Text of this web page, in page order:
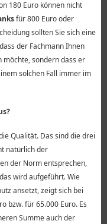
180 Euro können nicht
für 800 Euro oder
sollten Sie sich eine
der Fachmann Ihnen
sondern dass er
solchen Fall immer im
Qualität. Das sind die drei
natürlich der
der Norm entsprechen,
wird aufgeführt. Wie
ansetzt, zeigt sich bei
bzw. für 65.000 Euro. Es
Summe auch der